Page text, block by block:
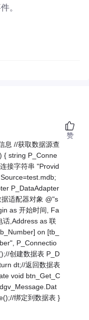
。
息 //获取数据源查
{ string P_Conne
接字符串 "Provid
P_DataAdapter
适配器对象 @"s
as 开始时间, Fa
话,Address as 联
on [tb_
P_Connectio
创建数据表 P_D
dt;//返回数据表
void btn_Get_C
绑定到数据表 }
赞